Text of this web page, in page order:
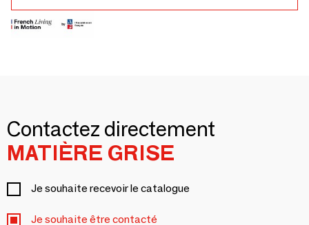
Contactez directement
MATIÈRE GRISE
Je souhaite recevoir le catalogue
Je souhaite être contacté